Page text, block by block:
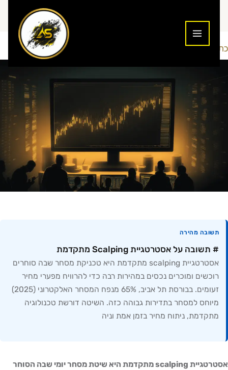
כתיבת תגובה Addiction To Success
תשובה מהירה
# תשובה על אסטרטגיית Scalping מתקדמת
אסטרטגיית scalping מתקדמת היא טכניקת מסחר שבה סוחרים
רוכשים ומוכרים נכסים במהירות רבה כדי להרוויח מפערי מחיר
זעומים. בבורסת תל אביב, 65% מנפח המסחר האלקטרוני (2025)
מיוחס למסחר בתדירות גבוהה כזה. השיטה דורשת טכנולוגיה
מתקדמת, ניתוח מחיר בזמן אמת וניה
אסטרטגיית scalping מתקדמת היא שיטת מסחר יומי שבה הסוחר